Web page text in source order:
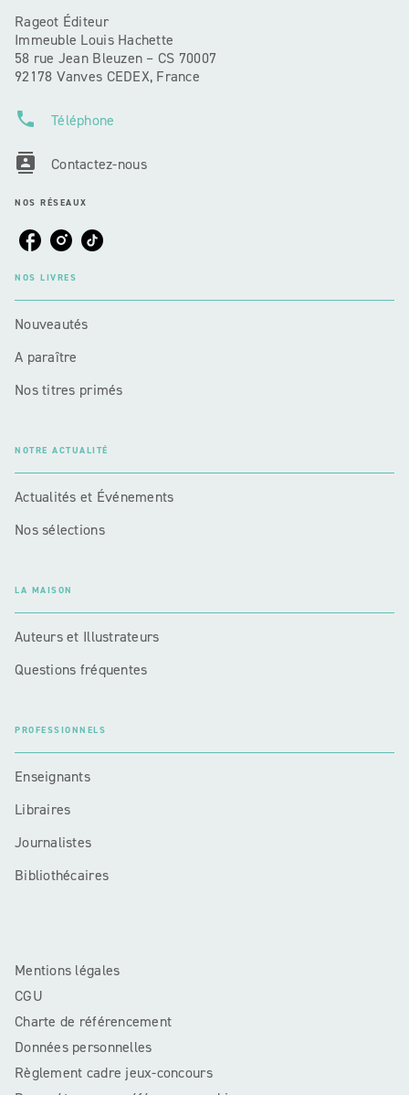
Rageot Éditeur
Immeuble Louis Hachette
58 rue Jean Bleuzen – CS 70007
92178 Vanves CEDEX, France
phone Téléphone
contacts Contactez-nous
NOS RÉSEAUX
NOS LIVRES
Nouveautés
A paraître
Nos titres primés
NOTRE ACTUALITÉ
Actualités et Événements
Nos sélections
LA MAISON
Auteurs et Illustrateurs
Questions fréquentes
PROFESSIONNELS
Enseignants
Libraires
Journalistes
Bibliothécaires
Mentions légales
CGU
Charte de référencement
Données personnelles
Règlement cadre jeux-concours